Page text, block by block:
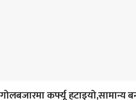
गोलबजारमा कर्फ्यू हटाइयो,सामान्य